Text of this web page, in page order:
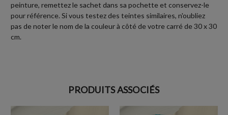
peinture, remettez le sachet dans sa pochette et conservez-le
pour référence. Si vous testez des teintes similaires, n'oubliez
pas de noter le nom de la couleur à côté de votre carré de 30 x 30
cm.
PRODUITS ASSOCIÉS